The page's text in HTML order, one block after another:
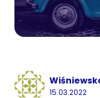
15.03.2022